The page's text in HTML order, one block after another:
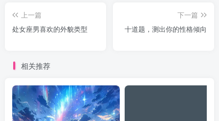
上一篇
处女座男喜欢的外貌类型
下一篇
十道题，测出你的性格倾向
相关推荐